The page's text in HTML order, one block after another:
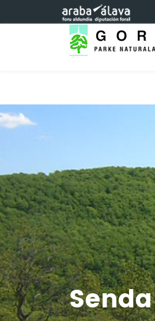
Saltar al contenido principal